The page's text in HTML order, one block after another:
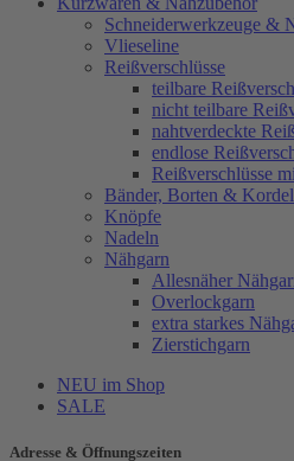
Schneiderwerkzeuge &
Vlieseline
Reißverschlüsse
teilbare
nicht teilbare
nahtverdeckte
endlose
Reißverschlüsse
Bänder, Borten &
Knöpfe
Nadeln
Nähgarn
Allesnäher
Overlockgarn
extra starkes
Zierstichgarn
NEU im Shop
SALE
Adresse & Öffnungszeiten